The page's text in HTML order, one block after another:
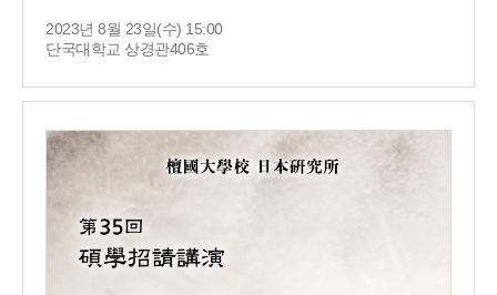
2023년 8월 23일(수) 15:00
단국대학교 상경관406호